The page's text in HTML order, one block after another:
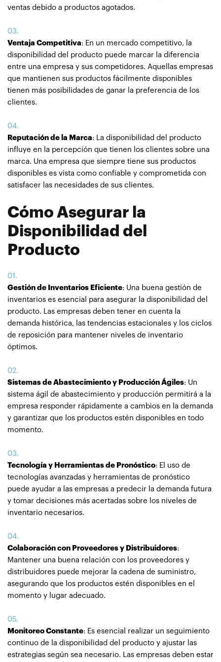
ventas debido a productos agotados.
Ventaja Competitiva: En un mercado competitivo, la
disponibilidad del producto puede marcar la diferencia
entre una empresa y sus competidores. Aquellas empresas
que mantienen sus productos fácilmente disponibles
tienen más posibilidades de ganar la preferencia de los
clientes.
Reputación de la Marca: La disponibilidad del producto
influye en la percepción que tienen los clientes sobre una
marca. Una empresa que siempre tiene sus productos
disponibles es vista como confiable y comprometida con
satisfacer las necesidades de sus clientes.
Cómo Asegurar la
Disponibilidad del
Producto
Gestión de Inventarios Eficiente: Una buena gestión de
inventarios es esencial para asegurar la disponibilidad del
producto. Las empresas deben tener en cuenta la
demanda histórica, las tendencias estacionales y los ciclos
de reposición para mantener niveles de inventario
óptimos.
Sistemas de Abastecimiento y Producción Ágiles: Un
sistema ágil de abastecimiento y producción permitirá a la
empresa responder rápidamente a cambios en la demanda
y garantizar que los productos estén disponibles en todo
momento.
Tecnología y Herramientas de Pronóstico: El uso de
tecnologías avanzadas y herramientas de pronóstico
puede ayudar a las empresas a predecir la demanda futura
y tomar decisiones más acertadas sobre los niveles de
inventario necesarios.
Colaboración con Proveedores y Distribuidores:
Mantener una buena relación con los proveedores y
distribuidores puede mejorar la cadena de suministro,
asegurando que los productos estén disponibles en el
momento y lugar adecuado.
Monitoreo Constante: Es esencial realizar un seguimiento
continuo de la disponibilidad del producto y ajustar las
estrategias según sea necesario. Las empresas deben estar